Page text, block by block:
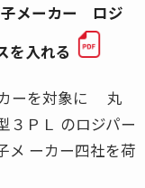
メーカー ロジ
を入れる
ーを対象に 丸
３ＰＬ のロジパー
メ ーカー四社を荷